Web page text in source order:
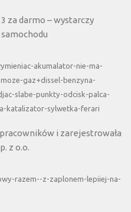
za darmo – wystarczy
akumalator-nie-ma-
gaz+dissel-benzyna-
slabe-punkty-odcisk-palca-
katalizator-sylwetka-ferari
i zarejestrowała
z o.o.
razem--z-zaplonem-lepiiej-na-